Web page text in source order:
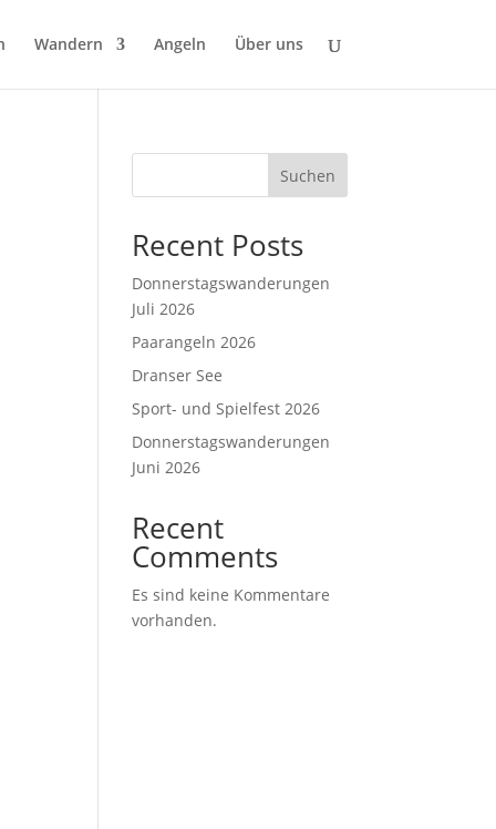
Wandern Angeln Über uns
Suchen
Recent Posts
Donnerstagswanderungen
Juli 2026
Paarangeln 2026
Dranser See
Sport- und Spielfest 2026
Donnerstagswanderungen
Juni 2026
Recent
Comments
Es sind keine Kommentare
vorhanden.